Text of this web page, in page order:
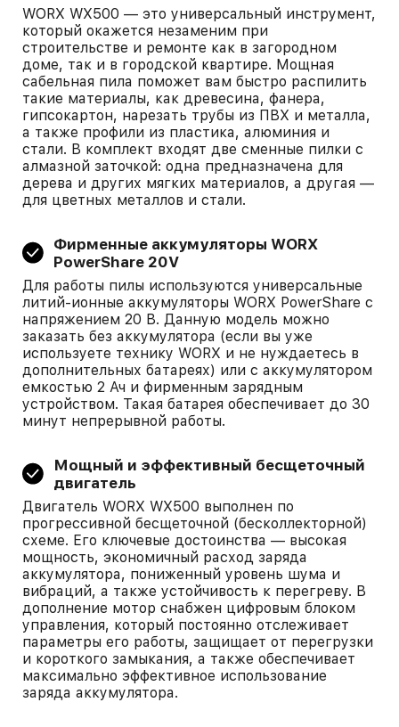
WORX WX500 — это универсальный инструмент,
который окажется незаменим при
строительстве и ремонте как в загородном
доме, так и в городской квартире. Мощная
сабельная пила поможет вам быстро распилить
такие материалы, как древесина, фанера,
гипсокартон, нарезать трубы из ПВХ и металла,
а также профили из пластика, алюминия и
стали. В комплект входят две сменные пилки с
алмазной заточкой: одна предназначена для
дерева и других мягких материалов, а другая —
для цветных металлов и стали.
Фирменные аккумуляторы WORX
PowerShare 20V
Для работы пилы используются универсальные
литий-ионные аккумуляторы WORX PowerShare с
напряжением 20 В. Данную модель можно
заказать без аккумулятора (если вы уже
используете технику WORX и не нуждаетесь в
дополнительных батареях) или с аккумулятором
емкостью 2 Ач и фирменным зарядным
устройством. Такая батарея обеспечивает до 30
минут непрерывной работы.
Мощный и эффективный бесщеточный
двигатель
Двигатель WORX WX500 выполнен по
прогрессивной бесщеточной (бесколлекторной)
схеме. Его ключевые достоинства — высокая
мощность, экономичный расход заряда
аккумулятора, пониженный уровень шума и
вибраций, а также устойчивость к перегреву. В
дополнение мотор снабжен цифровым блоком
управления, который постоянно отслеживает
параметры его работы, защищает от перегрузки
и короткого замыкания, а также обеспечивает
максимально эффективное использование
заряда аккумулятора.